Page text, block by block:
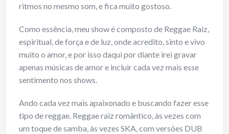
ritmos no mesmo som, e fica muito gostoso.
Como essência, meu show é composto de Reggae Raiz,
espiritual, de força e de luz, onde acredito, sinto e vivo
muito o amor, e por isso daqui por diante irei gravar
apenas músicas de amor e incluir cada vez mais esse
sentimento nos shows.
Ando cada vez mais apaixonado e buscando fazer esse
tipo de reggae. Reggae raiz romântico, às vezes com
um toque de samba, às vezes SKA, com versões DUB